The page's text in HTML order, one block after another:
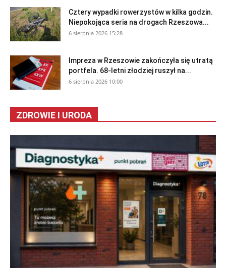
Cztery wypadki rowerzystów w kilka godzin.
Niepokojąca seria na drogach Rzeszowa...
6 sierpnia 2026 15:28
Impreza w Rzeszowie zakończyła się utratą
portfela. 68-letni złodziej ruszył na...
6 sierpnia 2026 10:00
ZDROWIE I URODA